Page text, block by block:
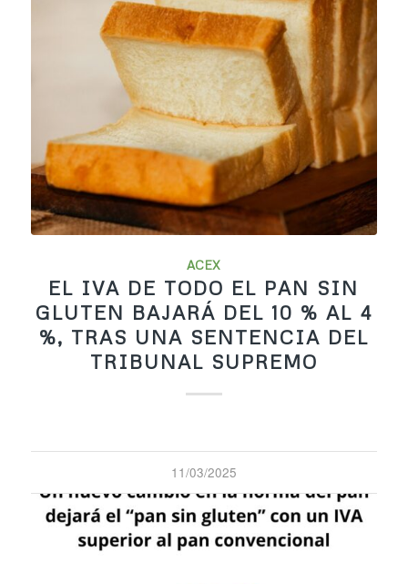
ACEX
EL IVA DE TODO EL PAN SIN
GLUTEN BAJARÁ DEL 10 % AL 4
%, TRAS UNA SENTENCIA DEL
TRIBUNAL SUPREMO
11/03/2025